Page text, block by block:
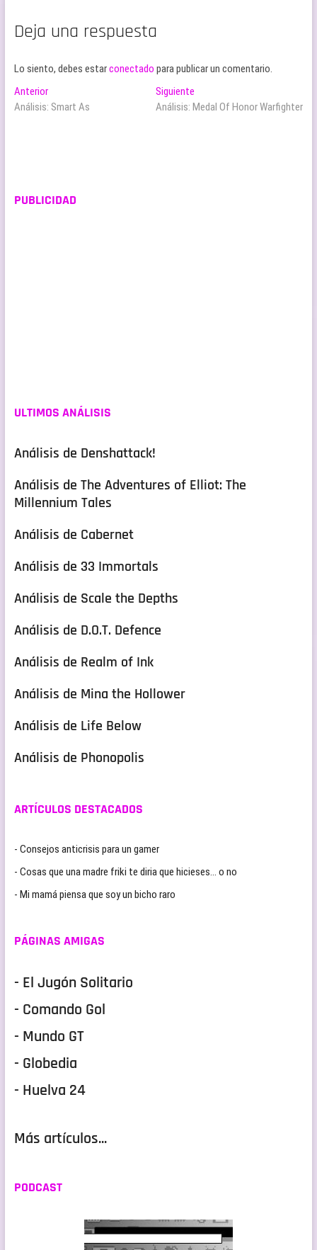
Deja una respuesta
Lo siento, debes estarconectado para publicar un comentario.
Navegación
de
AnteriorEntrada
anterior:
Análisis: Smart As
Siguiente
siguiente:
Análisis: Medal Of Honor Warfighter
PUBLICIDAD
ULTIMOS ANÁLISIS
Análisis de Denshattack!
Análisis de The Adventures of Elliot: The
Millennium Tales
Análisis de Cabernet
Análisis de 33 Immortals
Análisis de Scale the Depths
Análisis de D.O.T. Defence
Análisis de Realm of Ink
Análisis de Mina the Hollower
Análisis de Life Below
Análisis de Phonopolis
ARTÍCULOS DESTACADOS
- Consejos anticrisis para un gamer
- Cosas que una madre friki te diria que hicieses… o no
- Mi mamá piensa que soy un bicho raro
PÁGINAS AMIGAS
- El Jugón Solitario
- Comando Gol
- Mundo GT
- Globedia
- Huelva 24
Más artículos...
PODCAST